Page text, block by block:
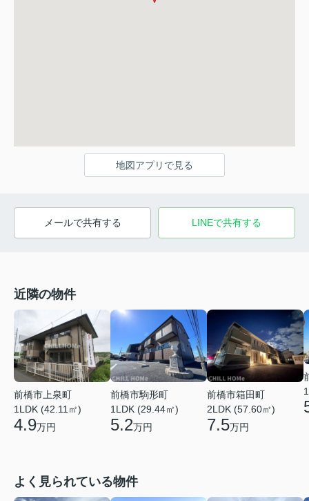
地図アプリで見る
メールで共有する LINEで共有する
近隣の物件
前橋市上泉町
1LDK (42.11㎡)
4.9万円
前橋市駒形町
1LDK (29.44㎡)
5.2万円
前橋市箱田町
2LDK (57.60㎡)
7.5万円
よく見られている物件